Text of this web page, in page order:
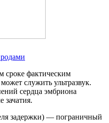
родами
сроке фактическим
служить ультразвук.
сердца эмбриона
зачатия.
задержки) — пограничный